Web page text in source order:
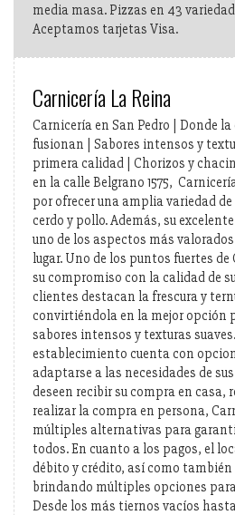
media masa. Pizzas en 43
Aceptamos tarjetas Visa.
Carnicería La Reina
Carnicería en San Pedro | Donde
fusionan | Sabores intensos y
primera calidad | Chorizos y
en la calle Belgrano 1575,
por ofrecer una amplia variedad
cerdo y pollo. Además, su
uno de los aspectos más
lugar. Uno de los puntos fuertes de
su compromiso con la calidad de
clientes destacan la frescura y
convirtiéndola en la mejor opción
sabores intensos y texturas
establecimiento cuenta con
adaptarse a las necesidades de
deseen recibir su compra en casa,
realizar la compra en persona,
múltiples alternativas para
todos. En cuanto a los pagos, el
débito y crédito, así como también
brindando múltiples opciones
Desde los más tiernos vacíos